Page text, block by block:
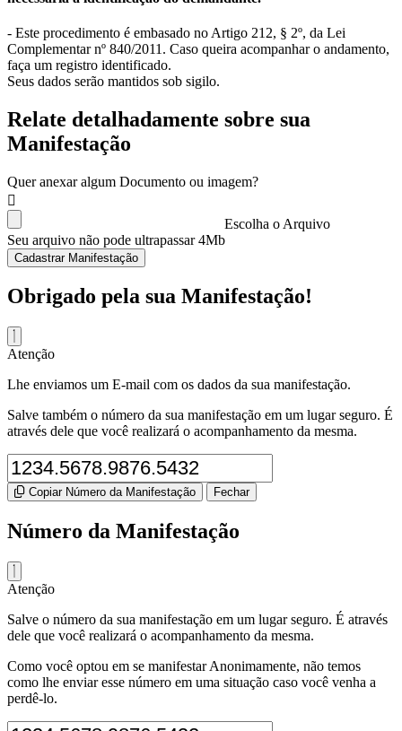
- Este procedimento é embasado no Artigo 212, § 2º, da Lei
Complementar nº 840/2011. Caso queira acompanhar o andamento,
faça um registro identificado.
Seus dados serão mantidos sob sigilo.
Relate detalhadamente sobre sua
Manifestação
Quer anexar algum Documento ou imagem?
Escolha o Arquivo
Seu arquivo não pode ultrapassar 4Mb
Cadastrar Manifestação
Obrigado pela sua Manifestação!
Atenção
Lhe enviamos um E-mail com os dados da sua manifestação.
Salve também o número da sua manifestação em um lugar seguro. É
através dele que você realizará o acompanhamento da mesma.
Copiar Número da Manifestação Fechar
Número da Manifestação
Atenção
Salve o número da sua manifestação em um lugar seguro. É através
dele que você realizará o acompanhamento da mesma.
Como você optou em se manifestar Anonimamente, não temos
como lhe enviar esse número em uma situação caso você venha a
perdê-lo.